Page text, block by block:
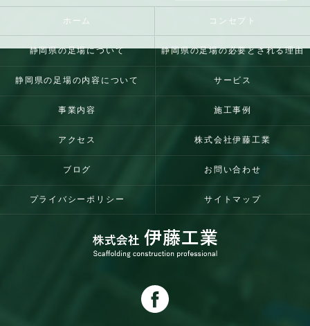
ホーム コンセプト
静岡県の足場について 静岡県の足場の必要とされる理由
静岡県の足場の内容について サービス
事業内容 施工事例
アクセス 株式会社伊藤工業
ブログ お問い合わせ
プライバシーポリシー サイトマップ